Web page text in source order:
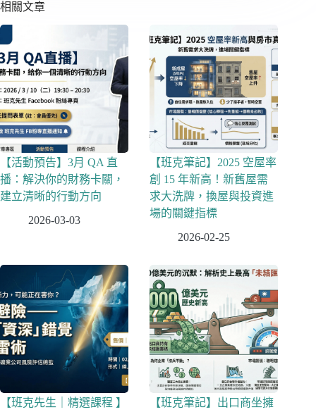
相關文章
【活動預告】3月 QA 直
播：解決你的財務卡關，
建立清晰的行動方向
2026-03-03
【班克筆記】2025 空屋率
創 15 年新高！新舊屋需
求大洗牌，換屋與投資進
場的關鍵指標
2026-02-25
【班克先生｜精選課程 】
【班克筆記】出口商坐擁